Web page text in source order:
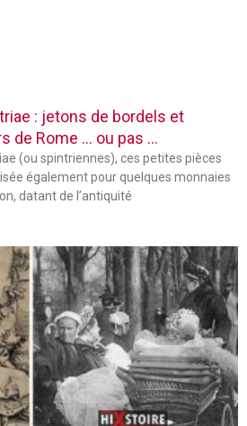
: jetons de bordels et
de Rome … ou pas …
(ou spintriennes), ces petites pièces
également pour quelques monnaies
datant de l’antiquité